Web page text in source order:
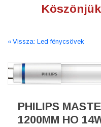
Vissza: Led fénycsövek
PHILIPS
1200MM HO